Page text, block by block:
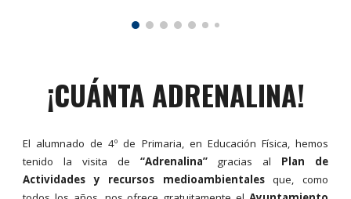
¡CUÁNTA ADRENALINA!
El alumnado de 4º de Primaria, en Educación Física, hemos
tenido la visita de “Adrenalina”gracias al Plan de
Actividades y recursos medioambientalesque, como